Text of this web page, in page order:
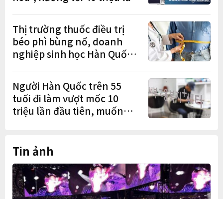
Thị trường thuốc điều trị
béo phì bùng nổ, doanh
nghiệp sinh học Hàn Quốc
mở rộng sản xuất
Người Hàn Quốc trên 55
tuổi đi làm vượt mốc 10
triệu lần đầu tiên, muốn
Tin ảnh